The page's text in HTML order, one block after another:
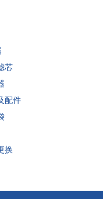
芯
配件
换